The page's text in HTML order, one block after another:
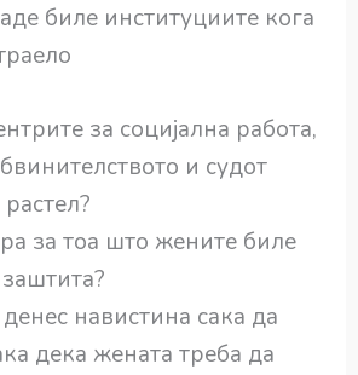
биле институциите кога
за социјална работа,
и судот
за тоа што жените биле
навистина сака да
дека жената треба да